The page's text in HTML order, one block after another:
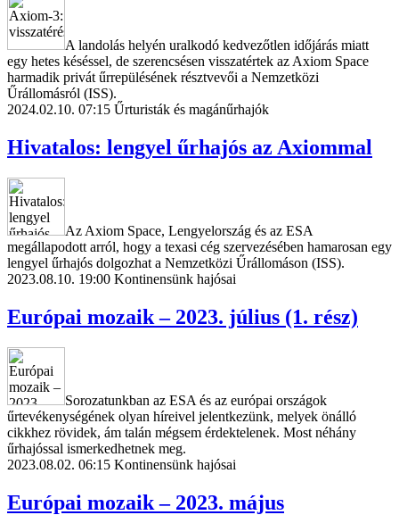
A landolás helyén uralkodó kedvezőtlen időjárás miatt
egy hetes késéssel, de szerencsésen visszatértek az Axiom Space
harmadik privát űrrepülésének résztvevői a Nemzetközi
Űrállomásról (ISS).
2024.02.10. 07:15 Űrturisták és magánűrhajók
Hivatalos: lengyel űrhajós az Axiommal
Az Axiom Space, Lengyelország és az ESA
megállapodott arról, hogy a texasi cég szervezésében hamarosan egy
lengyel űrhajós dolgozhat a Nemzetközi Űrállomáson (ISS).
2023.08.10. 19:00 Kontinensünk hajósai
Európai mozaik – 2023. július (1. rész)
Sorozatunkban az ESA és az európai országok
űrtevékenységének olyan híreivel jelentkezünk, melyek önálló
cikkhez rövidek, ám talán mégsem érdektelenek. Most néhány
űrhajóssal ismerkedhetnek meg.
2023.08.02. 06:15 Kontinensünk hajósai
Európai mozaik – 2023. május